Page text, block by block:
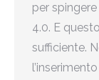
per
4.0. E
sufficiente.